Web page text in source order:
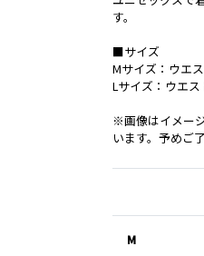
す。
■サイズ
Mサイズ：ウエ
Lサイズ：ウエ
※画像はイメー
います。予めご
M